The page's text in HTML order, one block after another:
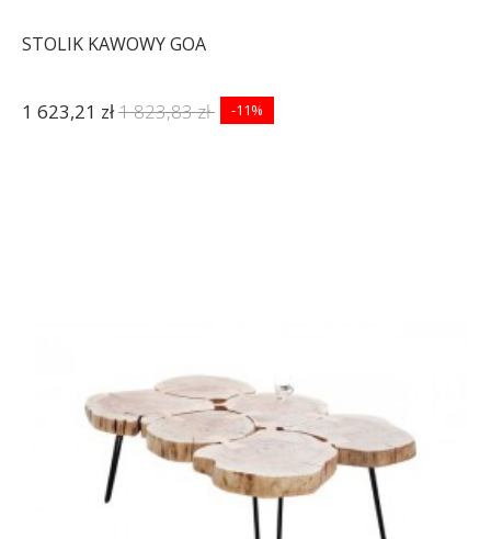
STOLIK KAWOWY GOA
1 623,21 zł1 823,83 zł -11%